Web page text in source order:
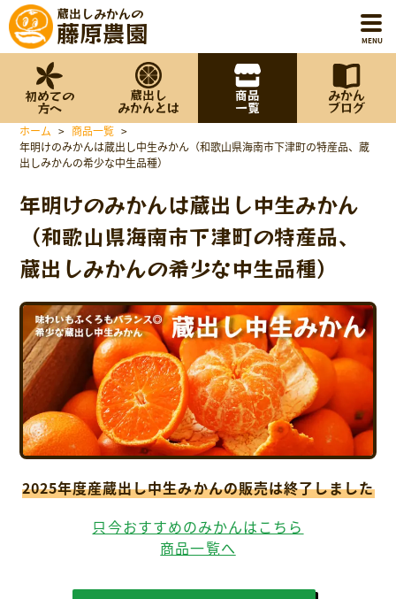
蔵出しみかんの
藤原農園 MENU
初めての方へ
商品一覧
みかんブログ
藤原農園について
お知らせ
採用情報について
お問い合わせ
プライバシーポリシー
初めての
方へ
蔵出し
みかんとは
商品
一覧
みかん
ブログ
ホーム > 商品一覧 >
年明けのみかんは蔵出し中生みかん（和歌山県海南市下津町の特産品、蔵
出しみかんの希少な中生品種）
年明けのみかんは蔵出し中生みかん
（和歌山県海南市下津町の特産品、
蔵出しみかんの希少な中生品種）
2025年度産蔵出し中生みかんの販売は終了しました
只今おすすめのみかんはこちら
商品一覧へ